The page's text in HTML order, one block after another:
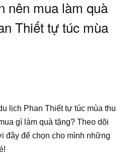
nên mua làm quà
Thiết tự túc mùa
lịch Phan Thiết tự túc mùa thu
gì làm quà tặng? Theo dõi
đây để chọn cho mình những